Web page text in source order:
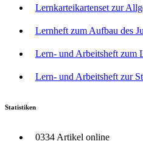
Lernkarteikartenset zur
Lernheft zum Aufbau des
Lern- und Arbeitsheft zum
Lern- und Arbeitsheft zur
Statistiken
0334 Artikel online